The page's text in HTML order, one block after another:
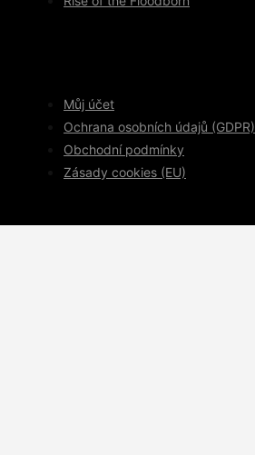
Můj účet
Ochrana osobních údajů (GDPR)
Obchodní podmínky
Zásady cookies (EU)